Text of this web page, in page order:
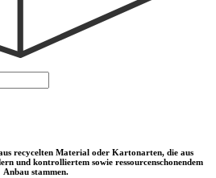
recycelten Material oder Kartonarten, die aus
und kontrolliertem sowie ressourcenschonendem
Anbau stammen.